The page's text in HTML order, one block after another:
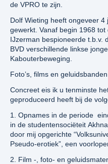
de VPRO te zijn.
Dolf Wieting heeft ongeveer
gewerkt. Vanaf begin 1968
IJzerman bespioneerde t.b.v.
BVD verschillende linkse
Kabouterbeweging.
Foto’s, films en geluidsbanden
Concreet eis ik u tenminste
geproduceerd heeft bij de
1. Opnames in de periode
in de studentensociëteit
door mij opgerichte
Pseudo-erotiek”, een
2. Film -, foto- en